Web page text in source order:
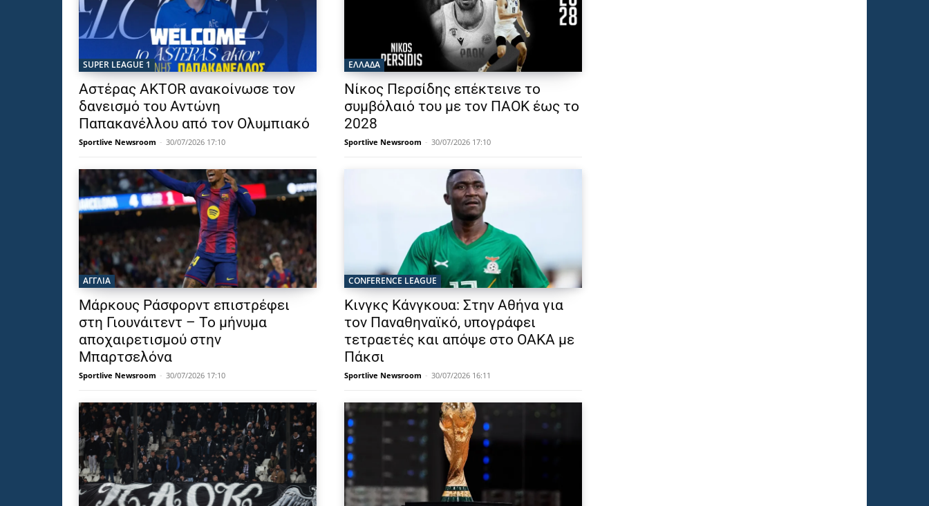
SUPER LEAGUE 1
Αστέρας AKTOR ανακοίνωσε τον
δανεισμό του Αντώνη
Παπακανέλλου από τον Ολυμπιακό
Sportlive Newsroom - 30/07/2026 17:10
ΕΛΛΑΔΑ
Νίκος Περσίδης επέκτεινε το
συμβόλαιό του με τον ΠΑΟΚ έως το
2028
Sportlive Newsroom - 30/07/2026 17:10
ΑΓΓΛΙΑ
Μάρκους Ράσφορντ επιστρέφει
στη Γιουνάιτεντ – Το μήνυμα
αποχαιρετισμού στην
Μπαρτσελόνα
Sportlive Newsroom - 30/07/2026 17:10
CONFERENCE LEAGUE
Κινγκς Κάνγκουα: Στην Αθήνα για
τον Παναθηναϊκό, υπογράφει
τετραετές και απόψε στο ΟΑΚΑ με
Πάκσι
Sportlive Newsroom - 30/07/2026 16:11